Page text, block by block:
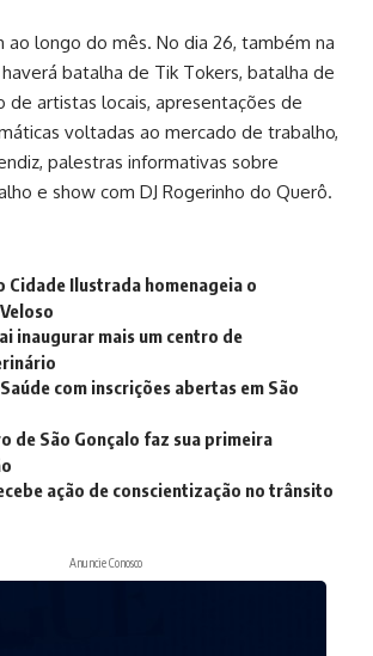
ao longo do mês. No dia 26, também na
batalha de Tik Tokers, batalha de
de artistas locais, apresentações de
voltadas ao mercado de trabalho,
palestras informativas sobre
e show com DJ Rogerinho do Querô.
Cidade Ilustrada homenageia o
inaugurar mais um centro de
com inscrições abertas em São
de São Gonçalo faz sua primeira
ação de conscientização no trânsito
Anuncie Conosco